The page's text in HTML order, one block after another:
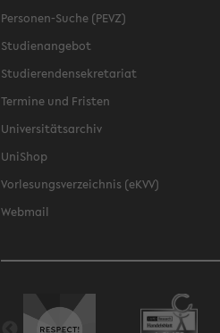
Personen-Suche (PEVZ)
Studienangebot
Studierendensekretariat
Termine und Fristen
Universitätsarchiv
UniShop
Vorlesungsverzeichnis (eKVV)
Webmail